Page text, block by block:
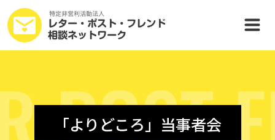
「よりどころ」当事者会